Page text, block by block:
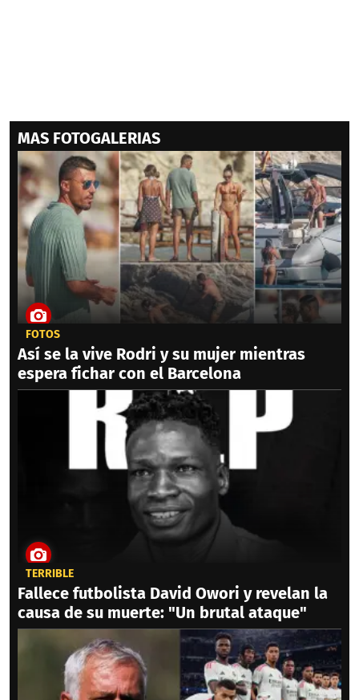
MAS FOTOGALERIAS
FOTOS
Así se la vive Rodri y su mujer mientras
espera fichar con el Barcelona
TERRIBLE
Fallece futbolista David Owori y revelan la
causa de su muerte: "Un brutal ataque"